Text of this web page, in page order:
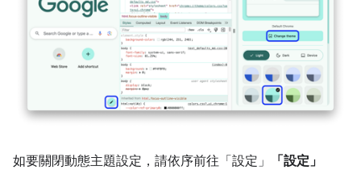
如要關閉動態主題設定，請依序前往「設定」
「設定」